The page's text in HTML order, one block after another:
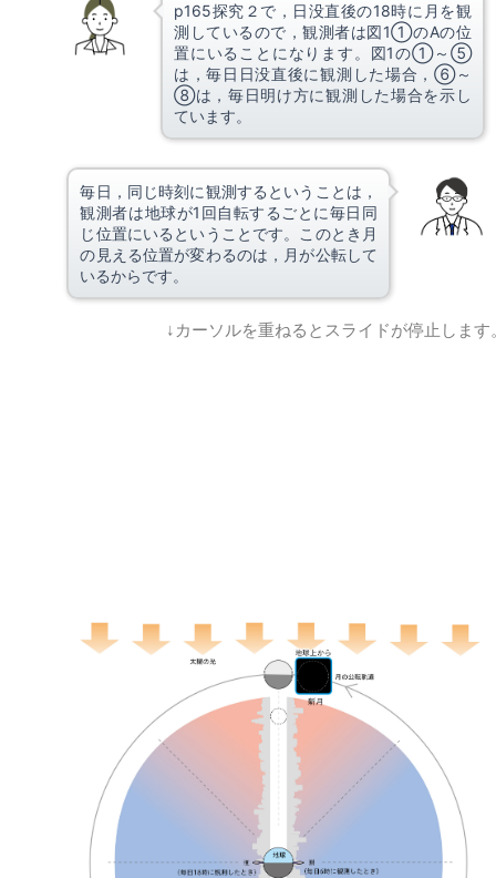
p165探究２で，日没直後の18時に月を観
測しているので，観測者は図1①のAの位
置にいることになります。図1の①～⑤
は，毎日日没直後に観測した場合，⑥～
⑧は，毎日明け方に観測した場合を示し
ています。
毎日，同じ時刻に観測するということは，
観測者は地球が1回自転するごとに毎日同
じ位置にいるということです。このとき月
の見える位置が変わるのは，月が公転して
いるからです。
↓カーソルを重ねるとスライドが停止します